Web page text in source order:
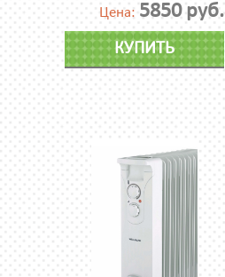
Цена: 5850 руб.
КУПИТЬ